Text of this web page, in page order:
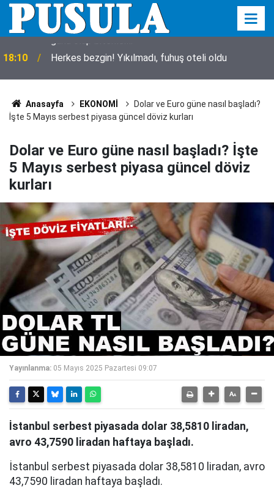
18:10 Herkes bezgin! Yıkılmadı, fuhuş oteli oldu
Anasayfa EKONOMİ
Dolar ve Euro güne nasıl başladı?
İşte 5 Mayıs serbest piyasa güncel döviz kurları
Dolar ve Euro güne nasıl başladı? İşte
5 Mayıs serbest piyasa güncel döviz
kurları
Yayınlanma: 05 Mayıs 2025 Pazartesi 09:07
İstanbul serbest piyasada dolar 38,5810 liradan,
avro 43,7590 liradan haftaya başladı.
İstanbul serbest piyasada dolar 38,5810 liradan, avro
43,7590 liradan haftaya başladı.